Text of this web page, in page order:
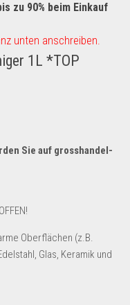
zu 90% beim Einkauf
unten anschreiben.
1L *TOP
Sie auf grosshandel-
Oberflächen (z.B.
Glas, Keramik und